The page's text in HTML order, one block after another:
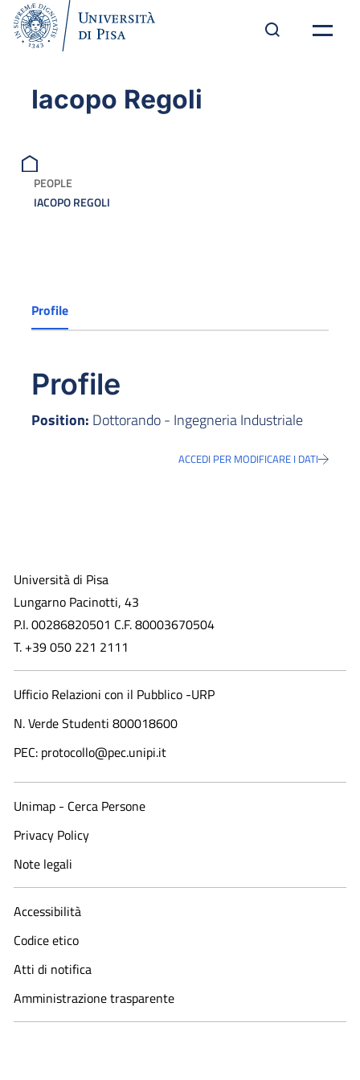
Iacopo Regoli
PEOPLE
IACOPO REGOLI
Profile
Profile
Position: Dottorando - Ingegneria Industriale
ACCEDI PER MODIFICARE I DATI
Università di Pisa
Lungarno Pacinotti, 43
P.I. 00286820501 C.F. 80003670504
T. +39 050 221 2111
Ufficio Relazioni con il Pubblico -URP
N. Verde Studenti 800018600​
PEC: protocollo@pec.unipi.it
Unimap - Cerca Persone
Privacy Policy
Note legali
Accessibilità
Codice etico
Atti di notifica
Amministrazione trasparente